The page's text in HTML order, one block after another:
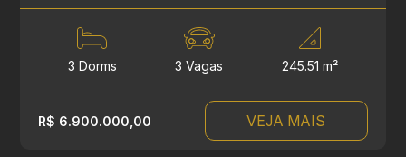
3 Dorms 3 Vagas 245.51 m²
R$ 6.900.000,00 VEJA MAIS